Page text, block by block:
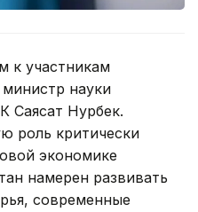
к участникам
науки
Саясат Нурбек.
роль критически
экономике
намерен развивать
современные